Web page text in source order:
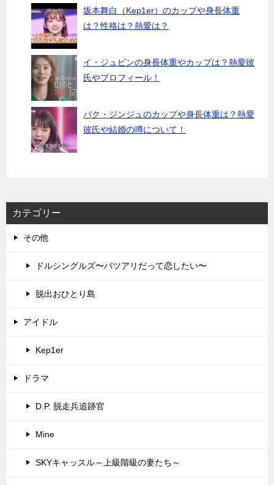
坂本舞白（Kep1er）のカップや身長体重
は？性格は？熱愛は？
イ・ジュビンの身長体重やカップは？熱愛彼
氏やプロフィール！
パク・ジンジュのカップや身長体重は？熱愛
彼氏や結婚の噂について！
カテゴリー
その他
ドルシングルズ〜バツアリだって恋したい〜
脱出おひとり島
アイドル
Kep1er
ドラマ
D.P. 脱走兵追跡官
Mine
SKYキャッスル～上級階級の妻たち～